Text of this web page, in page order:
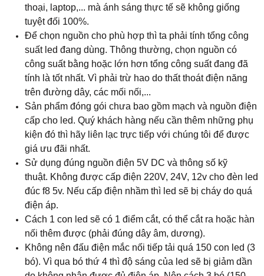
thoại, laptop,... mà ánh sáng thực tế sẽ không giống
tuyệt đối 100%.
Để chọn nguồn cho phù hợp thì ta phải tính tổng công
suất led đang dùng. Thông thường, chọn nguồn có
công suất bằng hoặc lớn hơn tổng công suất đang đã
tính là tốt nhất. Vì phải trừ hao do thất thoát điện năng
trên đường dây, các mối nối,...
Sản phẩm đóng gói chưa bao gồm mạch và nguồn điện
cấp cho led. Quý khách hàng nếu cần thêm những phụ
kiện đó thì hãy liên lạc trực tiếp với chúng tôi để được
giá ưu đãi nhất.
Sử dụng đúng nguồn điện 5V DC và thông số kỹ
thuật. Không được cấp điện 220V, 24V, 12v cho đèn led
đúc f8 5v. Nếu cấp điện nhầm thì led sẽ bị cháy do quá
điện áp.
Cách 1 con led sẽ có 1 điểm cắt, có thể cắt ra hoặc hàn
nối thêm được (phải đúng dây âm, dương).
Không nên đấu điện mắc nối tiếp tải quá 150 con led (3
bó). Vì qua bó thứ 4 thì độ sáng của led sẽ bị giảm dần